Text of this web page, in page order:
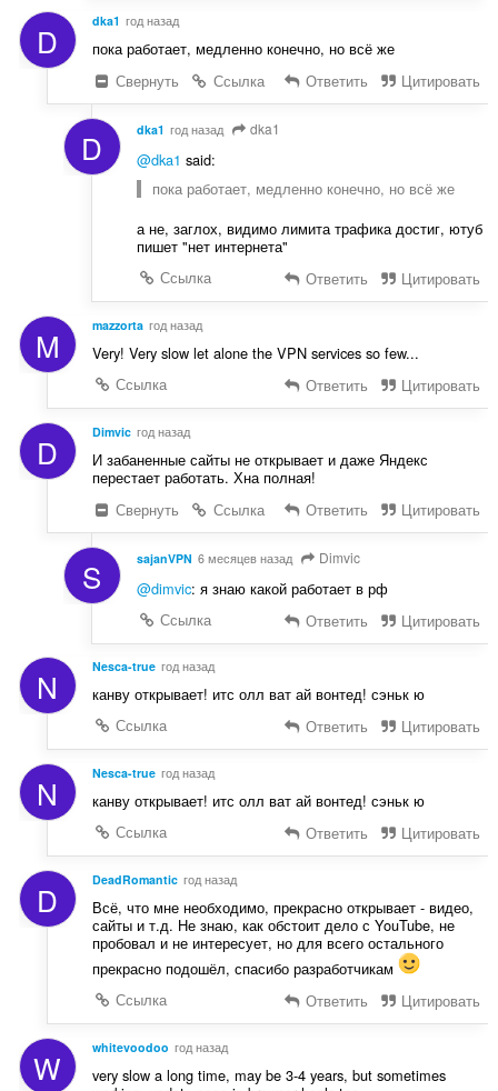
D dka1 год назад
пока работает, медленно конечно, но всё же
Свернуть
Ссылка Ответить Цитировать
D dka1 год назад dka1
@dka1 said:
пока работает, медленно конечно, но всё же
а не, заглох, видимо лимита трафика достиг, ютуб
пишет "нет интернета"
Ссылка
Ответить Цитировать
M mazzorta год назад
Very! Very slow let alone the VPN services so few...
Ссылка
Ответить Цитировать
D Dimvic год назад
И забаненные сайты не открывает и даже Яндекс
перестает работать. Хна полная!
Свернуть
Ссылка Ответить Цитировать
S sajanVPN 6 месяцев назад Dimvic
@dimvic: я знаю какой работает в рф
Ссылка
Ответить Цитировать
N Nesca-true год назад
канву открывает! итс олл ват ай вонтед! сэньк ю
Ссылка
Ответить Цитировать
N Nesca-true год назад
канву открывает! итс олл ват ай вонтед! сэньк ю
Ссылка
Ответить Цитировать
D DeadRomantic год назад
Всё, что мне необходимо, прекрасно открывает - видео,
сайты и т.д. Не знаю, как обстоит дело с YouTube, не
пробовал и не интересует, но для всего остального
прекрасно подошёл, спасибо разработчикам
Ссылка
Ответить Цитировать
W whitevoodoo год назад
very slow a long time, may be 3-4 years, but sometimes